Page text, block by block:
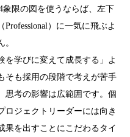
限の図を使うならば、左下
）に一気に飛ぶよ
を学びに変えて成長する」よ
そも採用の段階で考えが苦手
思考の影響は広範囲です。個
ロジェクトリーダーには向き
果を出すことにこだわるタイ